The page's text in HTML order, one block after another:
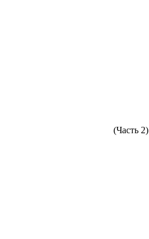
(Часть 2)